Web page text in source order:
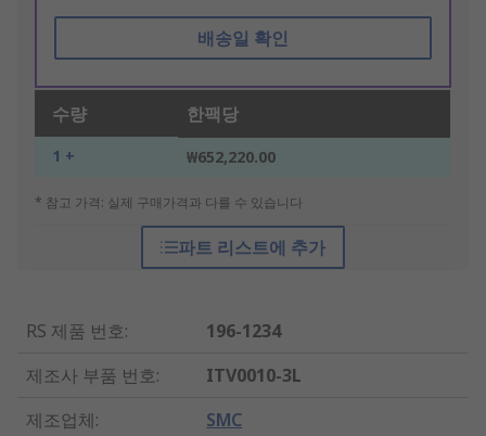
배송일 확인
수량 한팩당
1 + ₩652,220.00
* 참고 가격: 실제 구매가격과 다를 수 있습니다
파트 리스트에 추가
RS 제품 번호:
196-1234
제조사 부품 번호:
ITV0010-3L
제조업체: SMC